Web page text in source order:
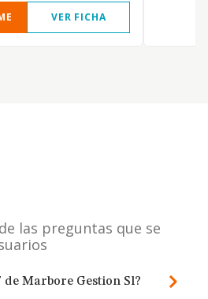
VER FICHA
las preguntas que se
de Marbore Gestion Sl?